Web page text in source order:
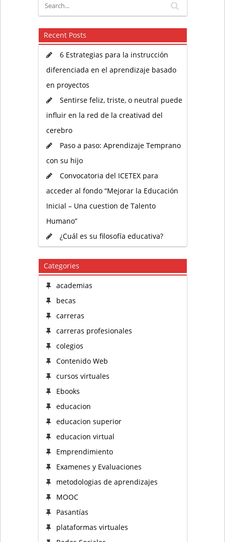
Recent Posts
6 Estrategias para la instrucción
diferenciada en el aprendizaje basado
en proyectos
Sentirse feliz, triste, o neutral puede
influir en la red de la creativad del
cerebro
Paso a paso: Aprendizaje Temprano
con su hijo
Convocatoria del ICETEX para
acceder al fondo “Mejorar la Educación
Inicial – Una cuestion de Talento
Humano”
¿Cuál es su filosofía educativa?
Categories
academias
becas
carreras
carreras profesionales
colegios
Contenido Web
cursos virtuales
Ebooks
educacion
educacion superior
educacion virtual
Emprendimiento
Examenes y Evaluaciones
metodologias de aprendizajes
MOOC
Pasantías
plataformas virtuales